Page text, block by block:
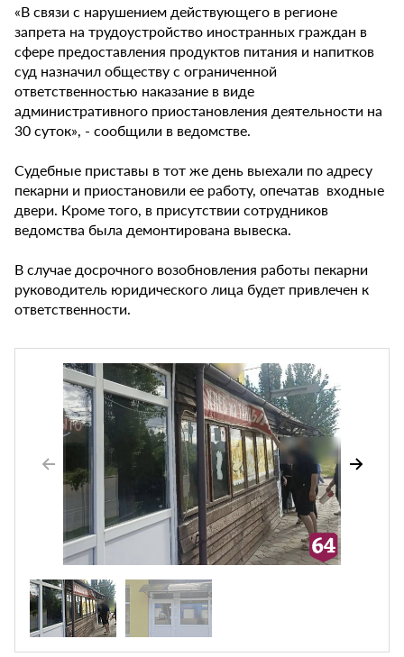
«В связи с нарушением действующего в регионе
запрета на трудоустройство иностранных граждан в
сфере предоставления продуктов питания и напитков
суд назначил обществу с ограниченной
ответственностью наказание в виде
административного приостановления деятельности на
30 суток», - сообщили в ведомстве.
Судебные приставы в тот же день выехали по адресу
пекарни и приостановили ее работу, опечатав входные
двери. Кроме того, в присутствии сотрудников
ведомства была демонтирована вывеска.
В случае досрочного возобновления работы пекарни
руководитель юридического лица будет привлечен к
ответственности.